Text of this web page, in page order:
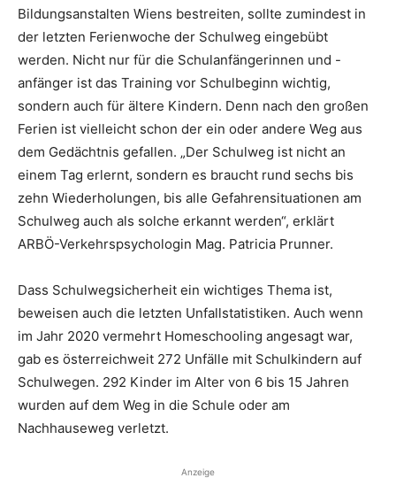
Bildungsanstalten Wiens bestreiten, sollte zumindest in
der letzten Ferienwoche der Schulweg eingebübt
werden. Nicht nur für die Schulanfängerinnen und -
anfänger ist das Training vor Schulbeginn wichtig,
sondern auch für ältere Kindern. Denn nach den großen
Ferien ist vielleicht schon der ein oder andere Weg aus
dem Gedächtnis gefallen. „Der Schulweg ist nicht an
einem Tag erlernt, sondern es braucht rund sechs bis
zehn Wiederholungen, bis alle Gefahrensituationen am
Schulweg auch als solche erkannt werden“, erklärt
ARBÖ-Verkehrspsychologin Mag. Patricia Prunner.
Dass Schulwegsicherheit ein wichtiges Thema ist,
beweisen auch die letzten Unfallstatistiken. Auch wenn
im Jahr 2020 vermehrt Homeschooling angesagt war,
gab es österreichweit 272 Unfälle mit Schulkindern auf
Schulwegen. 292 Kinder im Alter von 6 bis 15 Jahren
wurden auf dem Weg in die Schule oder am
Nachhauseweg verletzt.
Anzeige